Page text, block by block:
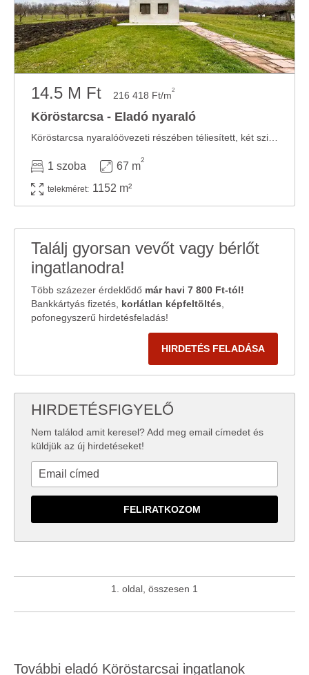
14.5 M Ft 216 418 Ft/m2
Köröstarcsa - Eladó nyaraló
1 szoba 67 m
2
telekméret: 1152 m²
Találj gyorsan vevőt vagy bérlőt
ingatlanodra!
Több százezer érdeklődő már havi 7 800 Ft-tól!
Bankkártyás fizetés, korlátlan képfeltöltés
pofonegyszerű hirdetésfeladás!
HIRDETÉS FELADÁSA
HIRDETÉSFIGYELŐ
Nem találod amit keresel? Add meg email címedet és
küldjük az új hirdetéseket!
1. oldal, összesen 1
További eladó Köröstarcsai ingatlanok